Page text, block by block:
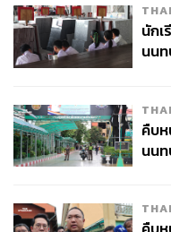
การประชุม COP30 หลัง
สหรัฐฯ ประกาศจุดยืนต่อ
สภาพภูมิอากาศ พร้อมถ
อย่างไรก็ดี บทวิเคราะห์
COP30 climate summit
CNN เชื่อว่า แม้ทรัมป์จะ
เฉพาะการให้โทษกับหล
ยอมรับข้อตกลงเกี่ยวกับก
นักเ
นน
คืบ
นน